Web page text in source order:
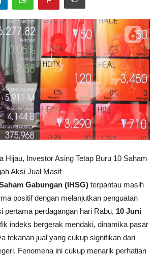
Hijau, Investor Asing Tetap Buru 10 Saham
Aksi Jual Masif
Gabungan (IHSG) terpantau masih
positif dengan melanjutkan penguatan
pertama perdagangan hari Rabu, 10 Juni
indeks bergerak mendaki, dinamika pasar
tekanan jual yang cukup signifikan dari
Fenomena ini cukup menarik perhatian